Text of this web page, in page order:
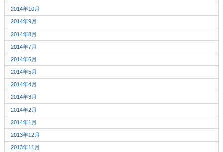
2014年10月
2014年9月
2014年8月
2014年7月
2014年6月
2014年5月
2014年4月
2014年3月
2014年2月
2014年1月
2013年12月
2013年11月